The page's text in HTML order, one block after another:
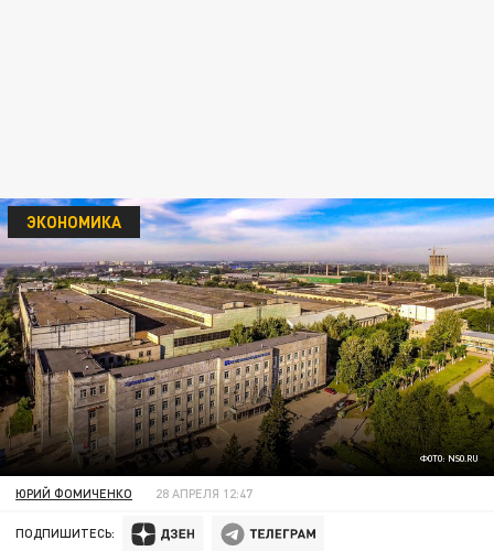
ФОТО: NSO.RU
ЭКОНОМИКА
ЮРИЙ ФОМИЧЕНКО 28 АПРЕЛЯ 12:47
ПОДПИШИТЕСЬ: